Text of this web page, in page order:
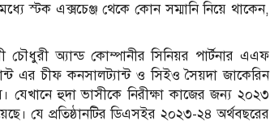
স্টক এক্সচেঞ্জ থেকে কোন সম্মানি নিয়ে থাকেন,
চৌধুরী অ্যান্ড কোম্পানীর সিনিয়র পার্টনার এএফ
এর চীফ কনসালট্যান্ট ও সিইও সৈয়দা জাকেরিন
যেখানে হুদা ভাসীকে নিরীক্ষা কাজের জন্য ২০২৩
যে প্রতিষ্ঠানটির ডিএসইর ২০২৩-২৪ অর্থবছরের